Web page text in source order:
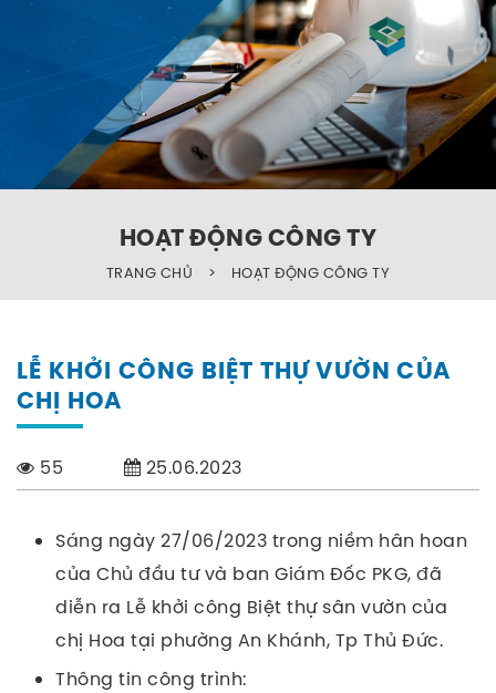
HOẠT ĐỘNG CÔNG TY
TRANG CHỦ > HOẠT ĐỘNG CÔNG TY
LỄ KHỞI CÔNG BIỆT THỰ VƯỜN CỦA
CHỊ HOA
55 25.06.2023
Sáng ngày 27/06/2023 trong niềm hân hoan
của Chủ đầu tư và ban Giám Đốc PKG, đã
diễn ra Lễ khởi công Biệt thự sân vườn của
chị Hoa tại phường An Khánh, Tp Thủ Đức.
Thông tin công trình: